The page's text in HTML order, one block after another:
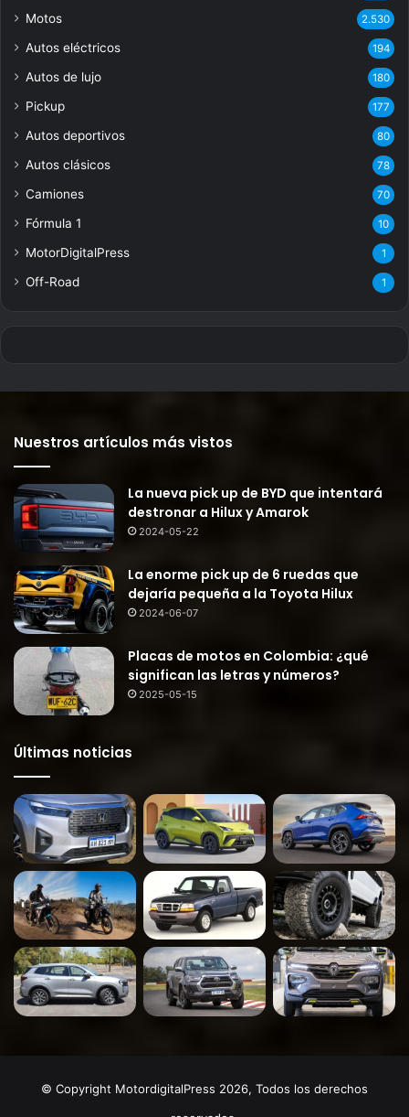
Motos 2.530
Autos eléctricos 194
Autos de lujo 180
Pickup 177
Autos deportivos 80
Autos clásicos 78
Camiones 70
Fórmula 1 10
MotorDigitalPress 1
Off-Road 1
Nuestros artículos más vistos
La nueva pick up de BYD que intentará
destronar a Hilux y Amarok
2024-05-22
La enorme pick up de 6 ruedas que
dejaría pequeña a la Toyota Hilux
2024-06-07
Placas de motos en Colombia: ¿qué
significan las letras y números?
2025-05-15
Últimas noticias
© Copyright MotordigitalPress 2026, Todos los derechos